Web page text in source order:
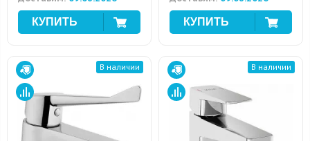
В наличии В наличии